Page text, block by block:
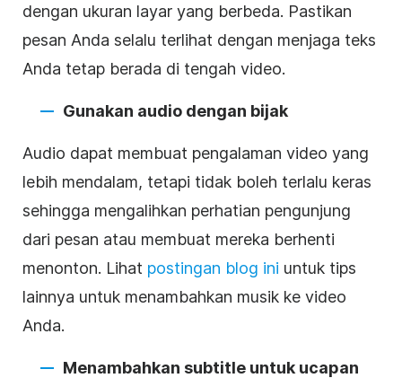
dengan ukuran layar yang berbeda. Pastikan
pesan Anda selalu terlihat dengan menjaga teks
Anda tetap berada di tengah video.
Gunakan audio dengan bijak
Audio dapat membuat pengalaman video yang
lebih mendalam, tetapi tidak boleh terlalu keras
sehingga mengalihkan perhatian pengunjung
dari pesan atau membuat mereka berhenti
menonton. Lihat postingan blog ini untuk tips
lainnya untuk menambahkan musik ke video
Anda.
Menambahkan subtitle untuk ucapan